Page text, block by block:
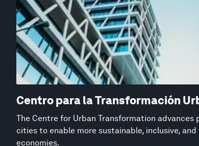
Centro para la Transformación
The Centre for Urban Transformation
cities to enable more sustainable, inclusive,
economies.